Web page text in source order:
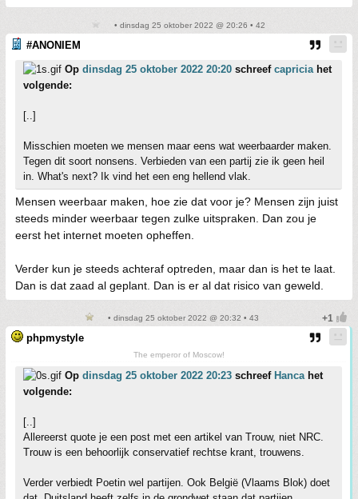
• dinsdag 25 oktober 2022 @ 20:26 • 42
#ANONIEM
Op dinsdag 25 oktober 2022 20:20 schreef capriciahet
volgende:
[..]
Misschien moeten we mensen maar eens wat weerbaarder maken.
Tegen dit soort nonsens. Verbieden van een partij zie ik geen heil
in. What's next? Ik vind het een eng hellend vlak.
Mensen weerbaar maken, hoe zie dat voor je? Mensen zijn juist
steeds minder weerbaar tegen zulke uitspraken. Dan zou je
eerst het internet moeten opheffen.
Verder kun je steeds achteraf optreden, maar dan is het te laat.
Dan is dat zaad al geplant. Dan is er al dat risico van geweld.
• dinsdag 25 oktober 2022 @ 20:32 • 43
phpmystyle
The emperor of Moscow!
Op dinsdag 25 oktober 2022 20:23 schreef Hancahet
volgende:
[..]
Allereerst quote je een post met een artikel van Trouw, niet NRC.
Trouw is een behoorlijk conservatief rechtse krant, trouwens.
Verder verbiedt Poetin wel partijen. Ook België (Vlaams Blok) doet